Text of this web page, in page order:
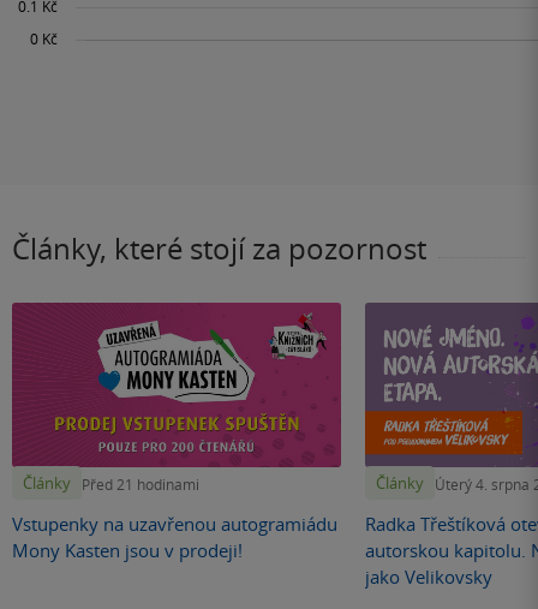
Články, které stojí za pozornost
Články Před 21 hodinami
Vstupenky na uzavřenou autogramiádu
Mony Kasten jsou v prodeji!
Články Úterý 4. srpna
Radka Třeštíková
autorskou kapitolu.
jako Velikovsky